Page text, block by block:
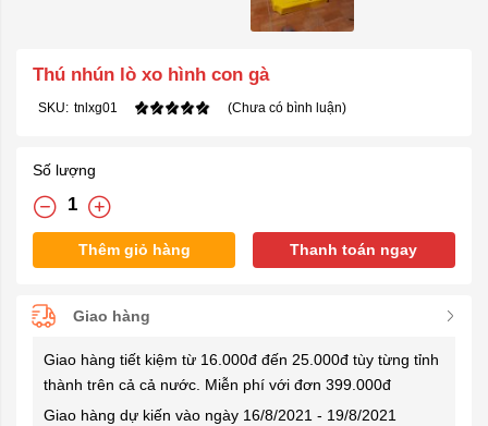
Thú nhún lò xo hình con gà
SKU: tnlxg01 (Chưa có bình luận)
Số lượng
Thêm giỏ hàng Thanh toán ngay
Giao hàng
Giao hàng tiết kiệm từ 16.000đ đến 25.000đ tùy từng tỉnh
thành trên cả cả nước. Miễn phí với đơn 399.000đ
Giao hàng dự kiến vào ngày 16/8/2021 - 19/8/2021